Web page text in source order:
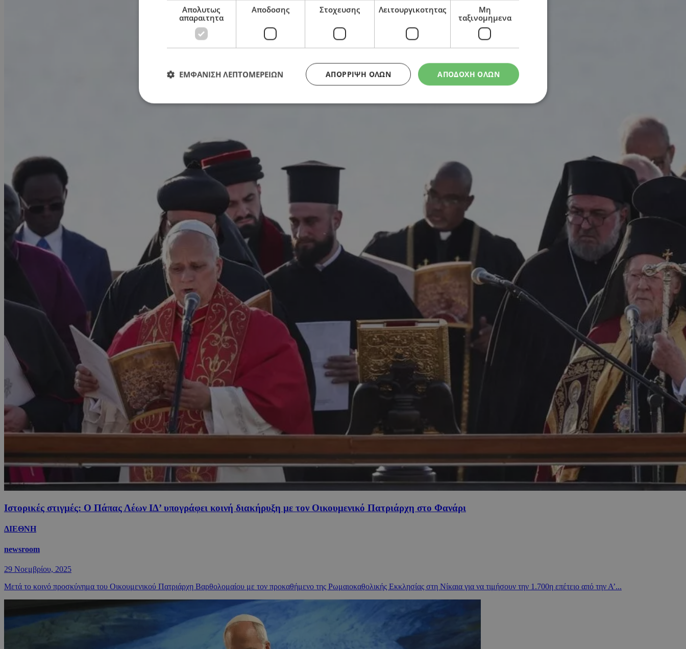
Ιστορικές στιγμές: O Πάπας Λέων ΙΔ’ υπογράφει κοινή διακήρυξη με τον Οικουμενικό Πατριάρχη στο Φανάρι
ΔΙΕΘΝΗ
newsroom
29 Νοεμβρίου, 2025
Μετά το κοινό προσκύνημα του Οικουμενικού Πατριάρχη Βαρθολομαίου με τον προκαθήμενο της Ρωμαιοκαθολικής Εκκλησίας στη Νίκαια για να τιμήσουν την 1.700η επέτειο από την Α’...
Απολυτως
απαραιτητα
Αποδοσης Στοχευσης Λειτουργικοτητας
Μη
ταξινομημενα
ΑΠΟΔΟΧΗ ΟΛΩΝ
ΑΠΌΡΡΙΨΗ ΌΛΩΝ
ΕΜΦΑΝΙΣΗ ΛΕΠΤΟΜΕΡΕΙΩΝ